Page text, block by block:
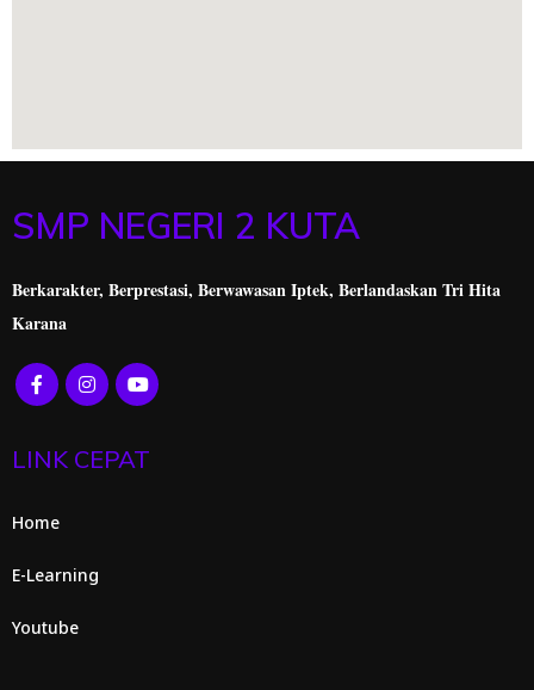
SMP NEGERI 2 KUTA
Berkarakter, Berprestasi, Berwawasan Iptek, Berlandaskan Tri Hita
Karana
LINK CEPAT
Home
E-Learning
Youtube